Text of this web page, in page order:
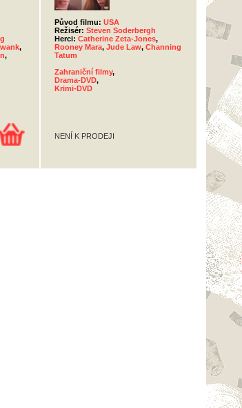
,
,
Původ filmu: USA
Režisér: Steven Soderbergh
Herci: Catherine Zeta-Jones,
Rooney Mara, Jude Law, Channing
Tatum
Zahraniční filmy,
Drama-DVD,
Krimi-DVD
NENÍ K PRODEJI